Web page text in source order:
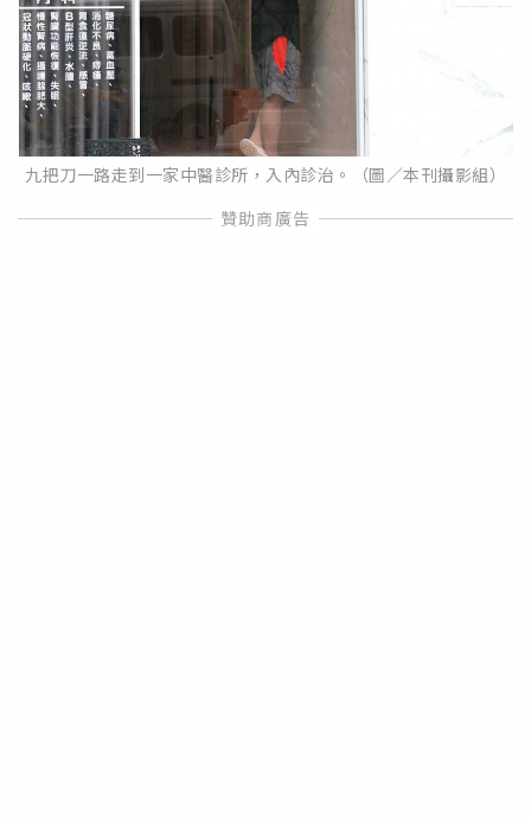
九把刀一路走到一家中醫診所，入內診治。（圖／本刊攝影組）